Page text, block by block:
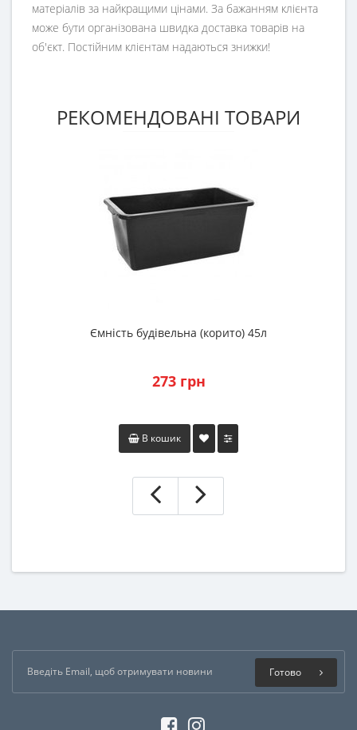
матеріалів за найкращими цінами. За бажанням клієнта
може бути організована швидка доставка товарів на
об'єкт. Постійним клієнтам надаються знижки!
РЕКОМЕНДОВАНІ ТОВАРИ
Ємність будівельна (корито) 45л
273 грн
В кошик
Готово